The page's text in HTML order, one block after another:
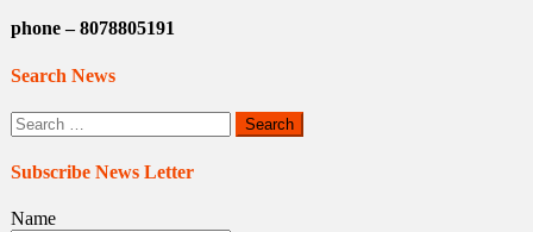
phone – 8078805191
Search News
Search
for:
Subscribe News Letter
Name